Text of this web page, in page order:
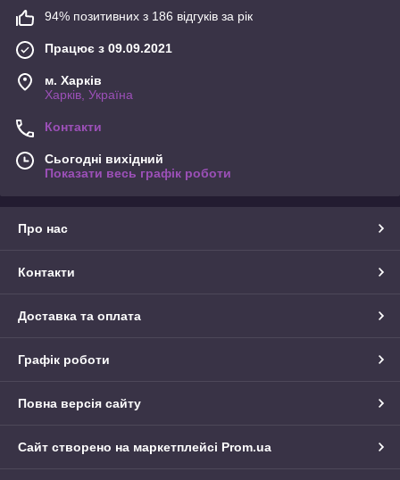
94% позитивних з 186 відгуків за рік
Працює з 09.09.2021
м. Харків
Харків, Україна
Контакти
Сьогодні вихідний
Показати весь графік роботи
Про нас
Контакти
Доставка та оплата
Графік роботи
Повна версія сайту
Сайт створено на маркетплейсі Prom.ua